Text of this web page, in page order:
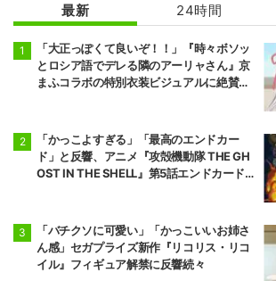
MFゴースト 3r
d Season
最新 24時間
「大正っぽくて良いぞ！！」『時々ボソッ
とロシア語でデレる隣のアーリャさん』京
まふコラボの特別衣装ビジュアルに絶賛の
「かっこよすぎる」「最高のエンドカー
ド」と反響、アニメ『攻殻機動隊 THE GH
OST IN THE SHELL』第5話エンドカード公
「バチクソに可愛い」「かっこいいお姉さ
ん感」セガプライズ新作『リコリス・リコ
イル』フィギュア解禁に反響続々